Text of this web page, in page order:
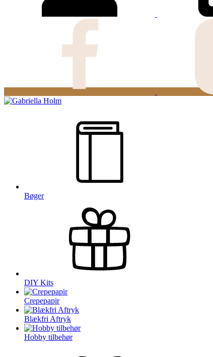
Bøger
DIY Kits
Crepepapir
Blækfri Aftryk
Hobby tilbehør